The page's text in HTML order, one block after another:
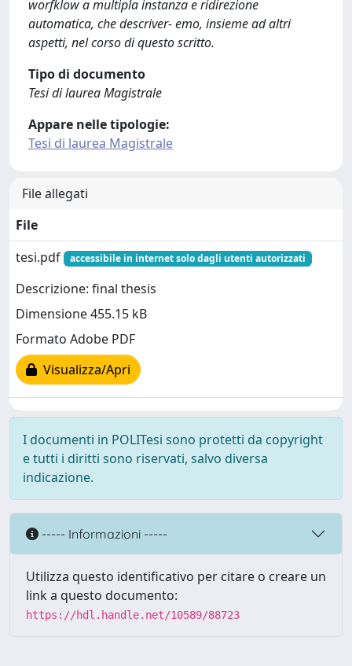
worfklow a multipla instanza e ridirezione
automatica, che descriver- emo, insieme ad altri
aspetti, nel corso di questo scritto.
Tipo di documento
Tesi di laurea Magistrale
Appare nelle tipologie:
Tesi di laurea Magistrale
File allegati
File
tesi.pdf
accessibile in internet solo dagli utenti autorizzati
Descrizione: final thesis
Dimensione 455.15 kB
Formato Adobe PDF
Visualizza/Apri
I documenti in POLITesi sono protetti da copyright
e tutti i diritti sono riservati, salvo diversa
indicazione.
----- Informazioni -----
Utilizza questo identificativo per citare o creare un
link a questo documento:
https://hdl.handle.net/10589/88723